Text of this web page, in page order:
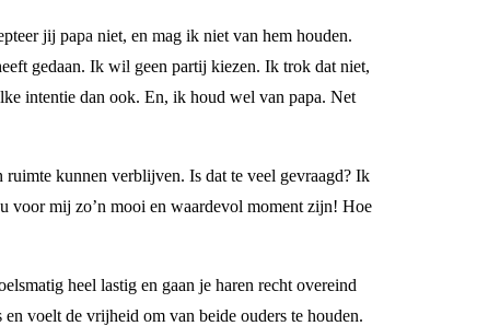
jij papa niet, en mag ik niet van hem houden.
gedaan. Ik wil geen partij kiezen. Ik trok dat niet,
intentie dan ook. En, ik houd wel van papa. Net
kunnen verblijven. Is dat te veel gevraagd? Ik
voor mij zo’n mooi en waardevol moment zijn! Hoe
heel lastig en gaan je haren recht overeind
voelt de vrijheid om van beide ouders te houden.